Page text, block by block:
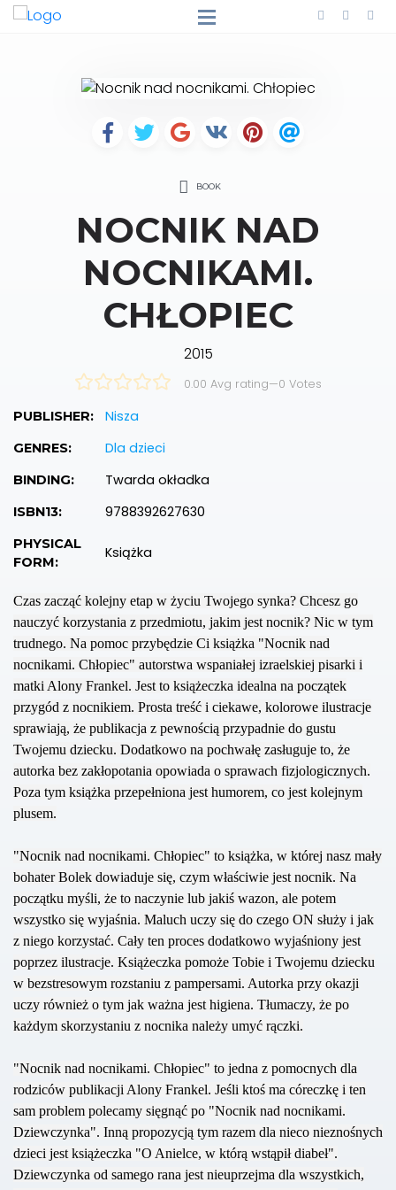
BOOK
NOCNIK NAD
NOCNIKAMI.
CHŁOPIEC
2015
0.00 Avg rating—0 Votes
PUBLISHER: Nisza
GENRES: Dla dzieci
BINDING: Twarda okładka
ISBN13: 9788392627630
PHYSICAL
FORM:
Książka
Czas zacząć kolejny etap w życiu Twojego synka? Chcesz go
nauczyć korzystania z przedmiotu, jakim jest nocnik? Nic w tym
trudnego. Na pomoc przybędzie Ci książka "Nocnik nad
nocnikami. Chłopiec" autorstwa wspaniałej izraelskiej pisarki i
matki Alony Frankel. Jest to książeczka idealna na początek
przygód z nocnikiem. Prosta treść i ciekawe, kolorowe ilustracje
sprawiają, że publikacja z pewnością przypadnie do gustu
Twojemu dziecku. Dodatkowo na pochwałę zasługuje to, że
autorka bez zakłopotania opowiada o sprawach fizjologicznych.
Poza tym książka przepełniona jest humorem, co jest kolejnym
plusem.
"Nocnik nad nocnikami. Chłopiec" to książka, w której nasz mały
bohater Bolek dowiaduje się, czym właściwie jest nocnik. Na
początku myśli, że to naczynie lub jakiś wazon, ale potem
wszystko się wyjaśnia. Maluch uczy się do czego ON służy i jak
z niego korzystać. Cały ten proces dodatkowo wyjaśniony jest
poprzez ilustracje. Książeczka pomoże Tobie i Twojemu dziecku
w bezstresowym rozstaniu z pampersami. Autorka przy okazji
uczy również o tym jak ważna jest higiena. Tłumaczy, że po
każdym skorzystaniu z nocnika należy umyć rączki.
"Nocnik nad nocnikami. Chłopiec" to jedna z pomocnych dla
rodziców publikacji Alony Frankel. Jeśli ktoś ma córeczkę i ten
sam problem polecamy sięgnąć po "Nocnik nad nocnikami.
Dziewczynka". Inną propozycją tym razem dla nieco nieznośnych
dzieci jest książeczka "O Anielce, w którą wstąpił diabeł".
Dziewczynka od samego rana jest nieuprzejma dla wszystkich,